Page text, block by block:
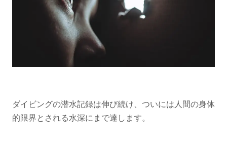
ダイビングの潜水記録は伸び続け、ついには人間の身体
的限界とされる水深にまで達します。